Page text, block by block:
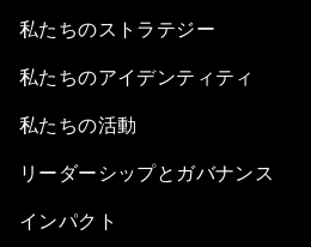
私たちのストラテジー
私たちのアイデンティティ
私たちの活動
リーダーシップとガバナンス
インパクト